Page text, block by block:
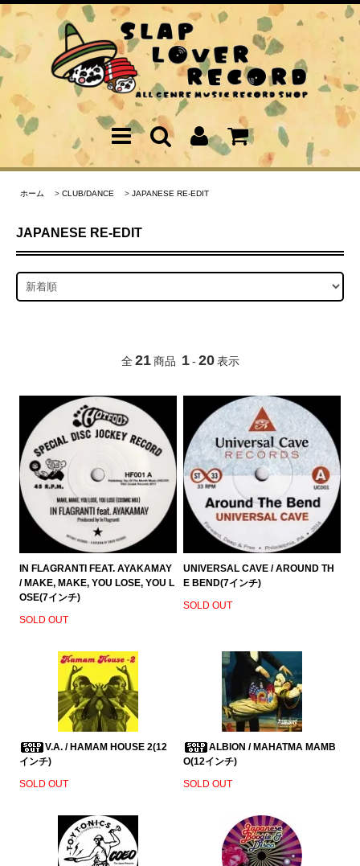
ホーム > CLUB/DANCE > JAPANESE RE-EDIT
JAPANESE RE-EDIT
全 21 商品 1 - 20 表示
IN FLAGRANTI FEAT. AYAKAMAY
/ MAKE, MAKE, YOU LOSE, YOU L
OSE(7インチ)
SOLD OUT
UNIVERSAL CAVE / AROUND TH
E BEND(7インチ)
SOLD OUT
V.A. / HAMAM HOUSE 2(12
インチ)
SOLD OUT
ALBION / MAHATMA MAMB
O(12インチ)
SOLD OUT